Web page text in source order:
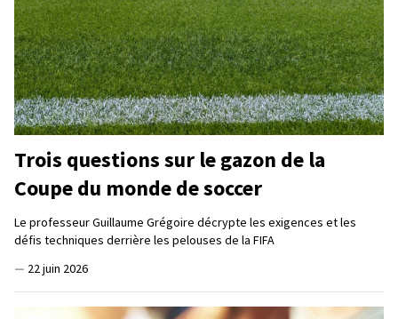
Trois questions sur le gazon de la
Coupe du monde de soccer
Le professeur Guillaume Grégoire décrypte les exigences et les
défis techniques derrière les pelouses de la FIFA
— 22 juin 2026